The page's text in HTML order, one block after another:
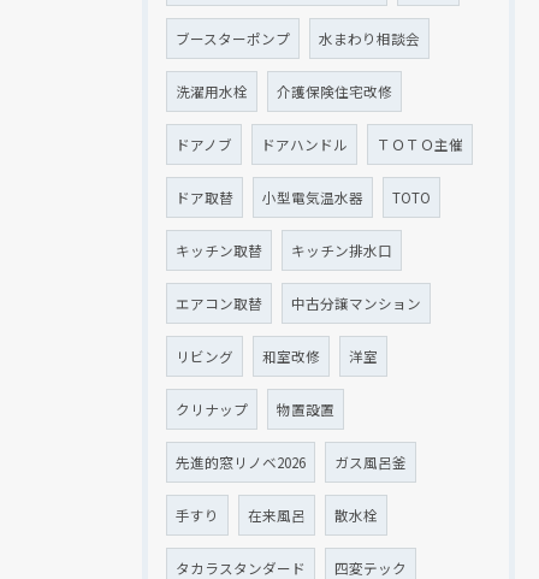
ブースターポンプ 水まわり相談会
洗濯用水栓 介護保険住宅改修
ドアノブ ドアハンドル ＴＯＴＯ主催
ドア取替 小型電気温水器 TOTO
キッチン取替 キッチン排水口
エアコン取替 中古分譲マンション
リビング 和室改修 洋室
クリナップ 物置設置
先進的窓リノベ2026 ガス風呂釜
手すり 在来風呂 散水栓
タカラスタンダード 四変テック